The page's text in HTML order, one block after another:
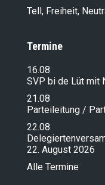
Tell, Freiheit,
Termine
16.08
SVP bi de Lüt mit
21.08
Parteileitung /
22.08
22. August 2026
Alle Termine